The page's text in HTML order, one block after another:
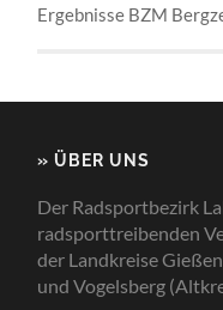
Ergebnisse BZM
» ÜBER UNS
Der Radsportbezirk
radsporttreibenden
der Landkreise
und Vogelsberg